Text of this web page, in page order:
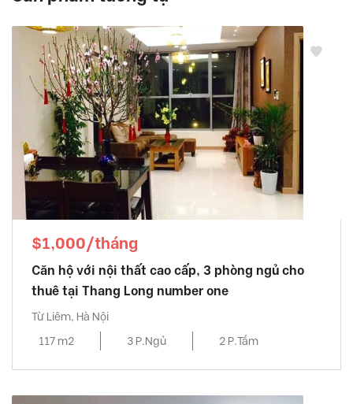
$1,000/tháng
Căn hộ với nội thất cao cấp, 3 phòng ngủ cho
thuê tại Thang Long number one
Từ Liêm, Hà Nội
117 m2
3 P.Ngủ 2 P.Tắm